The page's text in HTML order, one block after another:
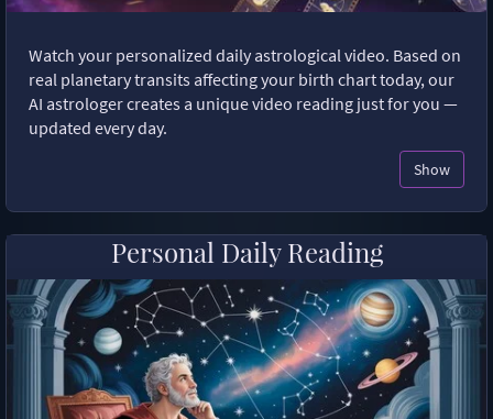
Watch your personalized daily astrological video. Based on
real planetary transits affecting your birth chart today, our
AI astrologer creates a unique video reading just for you —
updated every day.
Show
Personal Daily Reading